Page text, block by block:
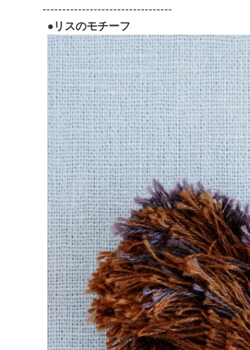
---------------------------------
●リスのモチーフ